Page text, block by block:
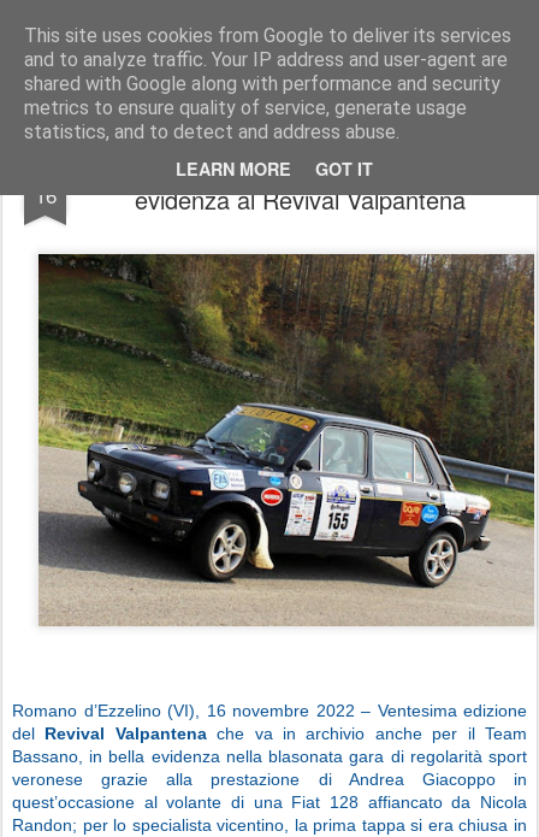
This site uses cookies from Google to deliver its services
and to analyze traffic. Your IP address and user-agent are
shared with Google along with performance and security
metrics to ensure quality of service, generate usage
statistics, and to detect and address abuse.
LEARN MORE GOT IT
AutoMotoCorse. Motorsport Random News 280912
16
Team Bassano: Andrea Giacoppo in
evidenza al Revival Valpantena
Romano d’Ezzelino (VI), 16 novembre 2022 – Ventesima edizione
del Revival Valpantenache va in archivio anche per il Team
Bassano, in bella evidenza nella blasonata gara di regolarità sport
veronese grazie alla prestazione di Andrea Giacoppo in
quest’occasione al volante di una Fiat 128 affiancato da Nicola
Randon; per lo specialista vicentino, la prima tappa si era chiusa in